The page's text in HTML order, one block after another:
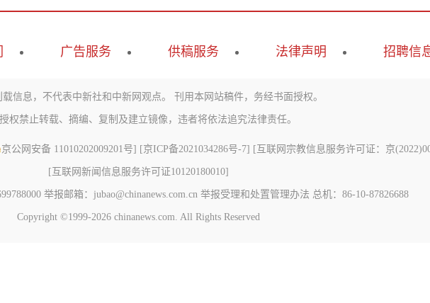
广告服务 供稿服务 法律声明 招聘信
信息，不代表中新社和中新网观点。 刊用本网站稿件，务经书面授权。
权禁止转载、摘编、复制及建立镜像，违者将依法追究法律责任。
京公网安备 11010202009201号] [京ICP备2021034286号-7] [ 互联网宗教信息服务许可证：京
[ 互联网新闻信息服务许可证10120180010]
举报邮箱：jubao@chinanews.com.cn 举报受理和处置管理办法 总机：86-10-87826688
Copyright ©1999-2026 chinanews.com. All Rights Reserved